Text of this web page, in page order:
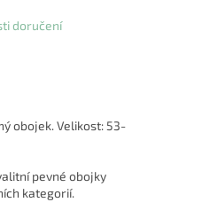
doručení
obojek. Velikost: 53-
pevné obojky
kategorií.